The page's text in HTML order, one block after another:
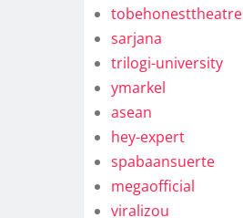
tobehonesttheatre
sarjana
trilogi-university
ymarkel
asean
hey-expert
spabaansuerte
megaofficial
viralizou